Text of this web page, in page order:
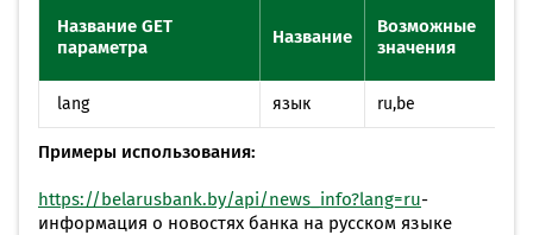
Название GET
параметра
Название
Возможные
значения
lang язык ru,be
Примеры использования:
https://belarusbank.by/api/news_info?lang=ru-
информация о новостях банка на русском языке